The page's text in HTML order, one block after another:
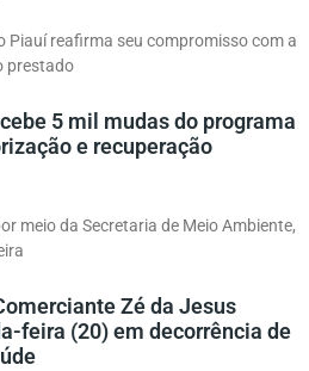
Piauí reafirma seu compromisso com a
prestado
5 mil mudas do programa
e recuperação
meio da Secretaria de Meio Ambiente,
Zé da Jesus
feira (20) em decorrência de